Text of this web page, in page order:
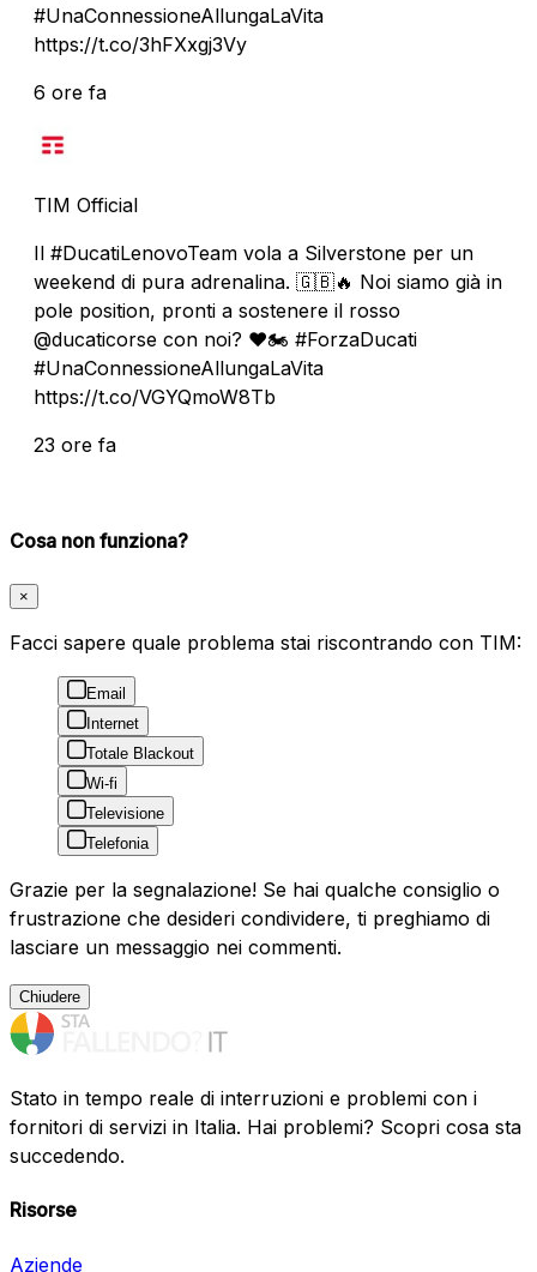
#UnaConnessioneAllungaLaVita
https://t.co/3hFXxgj3Vy
6 ore fa
TIM Official
Il #DucatiLenovoTeam vola a Silverstone per un
weekend di pura adrenalina. 🇬🇧🔥 Noi siamo già in
pole position, pronti a sostenere il rosso
@ducaticorse con noi? ❤️🏍️ #ForzaDucati
#UnaConnessioneAllungaLaVita
https://t.co/VGYQmoW8Tb
23 ore fa
Cosa non funziona?
×
Facci sapere quale problema stai riscontrando con TIM:
Email
Internet
Totale Blackout
Wi-fi
Televisione
Telefonia
Grazie per la segnalazione! Se hai qualche consiglio o
frustrazione che desideri condividere, ti preghiamo di
lasciare un messaggio nei commenti.
Chiudere
Stato in tempo reale di interruzioni e problemi con i
fornitori di servizi in Italia. Hai problemi? Scopri cosa sta
succedendo.
Risorse
Aziende